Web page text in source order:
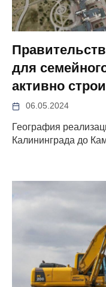
для
активно
06.05.2024
География
Калининграда до